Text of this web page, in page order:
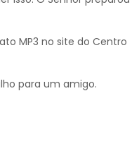
MP3 no site do Centro
para um amigo.